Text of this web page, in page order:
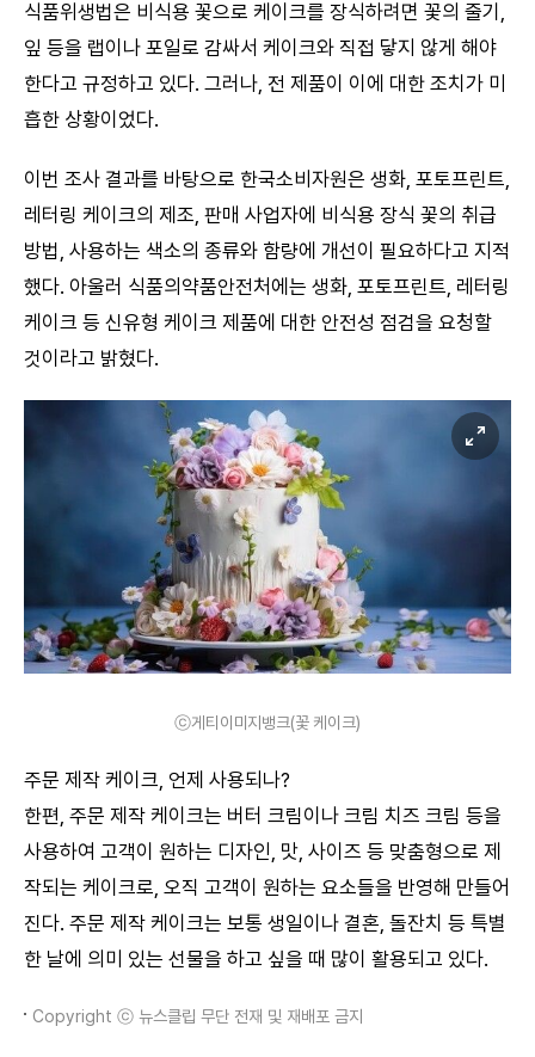
식품위생법은 비식용 꽃으로 케이크를 장식하려면 꽃의 줄기,
잎 등을 랩이나 포일로 감싸서 케이크와 직접 닿지 않게 해야
한다고 규정하고 있다. 그러나, 전 제품이 이에 대한 조치가 미
흡한 상황이었다.
이번 조사 결과를 바탕으로 한국소비자원은 생화, 포토프린트,
레터링 케이크의 제조, 판매 사업자에 비식용 장식 꽃의 취급
방법, 사용하는 색소의 종류와 함량에 개선이 필요하다고 지적
했다. 아울러 식품의약품안전처에는 생화, 포토프린트, 레터링
케이크 등 신유형 케이크 제품에 대한 안전성 점검을 요청할
것이라고 밝혔다.
ⓒ게티이미지뱅크(꽃 케이크)
주문 제작 케이크, 언제 사용되나?
한편, 주문 제작 케이크는 버터 크림이나 크림 치즈 크림 등을
사용하여 고객이 원하는 디자인, 맛, 사이즈 등 맞춤형으로 제
작되는 케이크로, 오직 고객이 원하는 요소들을 반영해 만들어
진다. 주문 제작 케이크는 보통 생일이나 결혼, 돌잔치 등 특별
한 날에 의미 있는 선물을 하고 싶을 때 많이 활용되고 있다.
Copyright ⓒ 뉴스클립 무단 전재 및 재배포 금지